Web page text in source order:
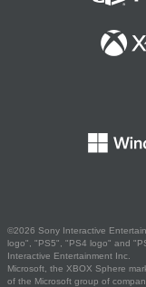
©2026 Sony Interactive
logo", "PS5", "PS4 logo" and
Interactive Entertainment Inc.
Microsoft, the XBOX Sphere
of the Microsoft group of